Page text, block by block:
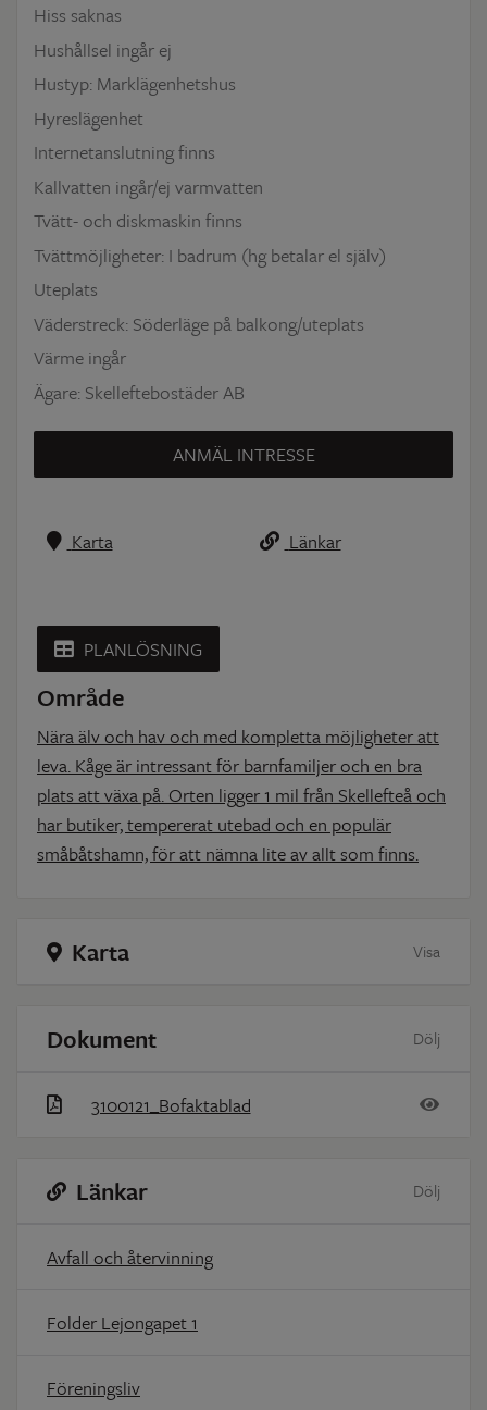
Hiss saknas
Hushållsel ingår ej
Hustyp: Marklägenhetshus
Hyreslägenhet
Internetanslutning finns
Kallvatten ingår/ej varmvatten
Tvätt- och diskmaskin finns
Tvättmöjligheter: I badrum (hg betalar el själv)
Uteplats
Väderstreck: Söderläge på balkong/uteplats
Värme ingår
Ägare: Skelleftebostäder AB
ANMÄL INTRESSE
Karta Länkar
PLANLÖSNING
Område
Nära älv och hav och med kompletta möjligheter att
leva. Kåge är intressant för barnfamiljer och en bra
plats att växa på. Orten ligger 1 mil från Skellefteå och
har butiker, tempererat utebad och en populär
småbåtshamn, för att nämna lite av allt som finns.
Karta Visa
Dokument Dölj
3100121_Bofaktablad
Länkar Dölj
Avfall och återvinning
Folder Lejongapet 1
Föreningsliv